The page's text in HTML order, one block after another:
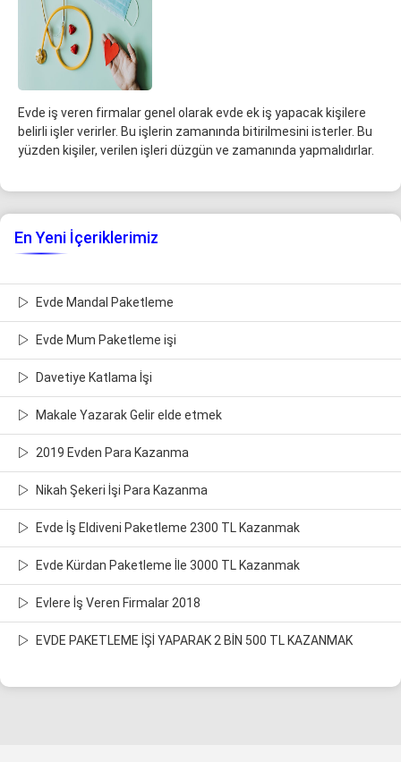
Evde iş veren firmalar genel olarak evde ek iş yapacak kişilere
belirli işler verirler. Bu işlerin zamanında bitirilmesini isterler. Bu
yüzden kişiler, verilen işleri düzgün ve zamanında yapmalıdırlar.
En Yeni İçeriklerimiz
Evde Mandal Paketleme
Evde Mum Paketleme işi
Davetiye Katlama İşi
Makale Yazarak Gelir elde etmek
2019 Evden Para Kazanma
Nikah Şekeri İşi Para Kazanma
Evde İş Eldiveni Paketleme 2300 TL Kazanmak
Evde Kürdan Paketleme İle 3000 TL Kazanmak
Evlere İş Veren Firmalar 2018
EVDE PAKETLEME İŞİ YAPARAK 2 BİN 500 TL KAZANMAK